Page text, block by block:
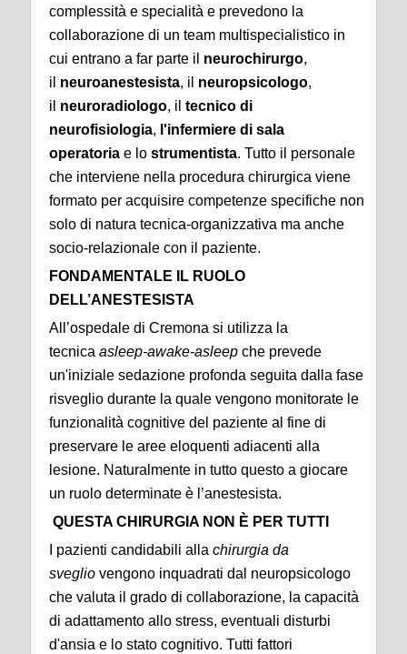
complessità e specialità e prevedono la
collaborazione di un team multispecialistico in
cui entrano a far parte il neurochirurgo,
il neuroanestesista, il neuropsicologo,
il neuroradiologo, il tecnico di
neurofisiologia, l'infermiere di sala
operatoria e lo strumentista. Tutto il personale
che interviene nella procedura chirurgica viene
formato per acquisire competenze specifiche non
solo di natura tecnica-organizzativa ma anche
socio-relazionale con il paziente.
FONDAMENTALE IL RUOLO
DELL’ANESTESISTA
All’ospedale di Cremona si utilizza la
tecnica asleep-awake-asleep che prevede
un'iniziale sedazione profonda seguita dalla fase
risveglio durante la quale vengono monitorate le
funzionalità cognitive del paziente al fine di
preservare le aree eloquenti adiacenti alla
lesione. Naturalmente in tutto questo a giocare
un ruolo determinate è l’anestesista.
QUESTA CHIRURGIA NON È PER TUTTI
I pazienti candidabili alla chirurgia da
sveglio vengono inquadrati dal neuropsicologo
che valuta il grado di collaborazione, la capacità
di adattamento allo stress, eventuali disturbi
d'ansia e lo stato cognitivo. Tutti fattori